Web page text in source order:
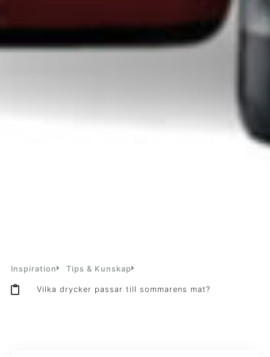
Inspiration Tips & Kunskap
Vilka drycker passar till sommarens mat?